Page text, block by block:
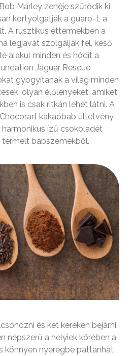
Marley zenéje szűrődik ki,
kortyolgatják a guaro-t, a
A rusztikus éttermekben a
legjavát szolgálják fel, késő
alakul minden és hódít a
Jaguar Rescue
gyógyítanak a világ minden
olyan élőlényeket, amiket
is csak ritkán lehet látni. A
kakaóbab ültetvény
ízű csokoládét
babszemekből.
és két keréken bejárni
népszerű a helyiek körében a
könnyen nyeregbe pattanhat